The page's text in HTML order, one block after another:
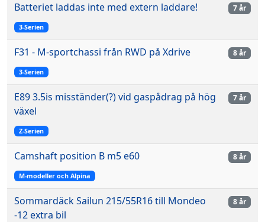
Batteriet laddas inte med extern laddare!
3-Serien
7 år
F31 - M-sportchassi från RWD på Xdrive
3-Serien
8 år
E89 3.5is misständer(?) vid gaspådrag på hög
växel
Z-Serien
7 år
Camshaft position B m5 e60
M-modeller och Alpina
8 år
Sommardäck Sailun 215/55R16 till Mondeo
-12 extra bil
8 år